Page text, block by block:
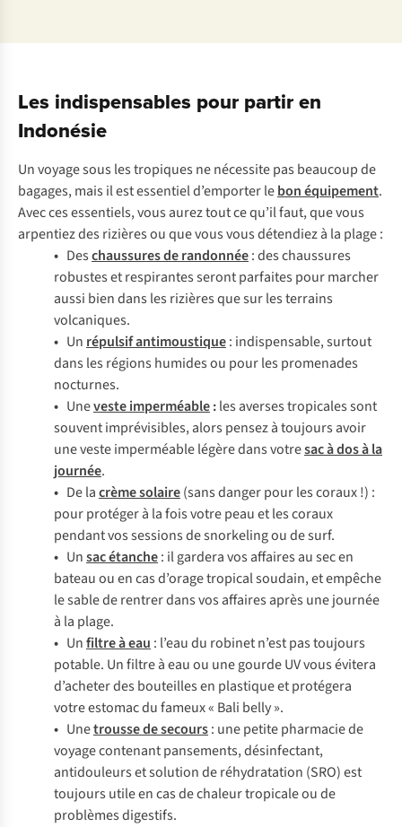
Les indispensables pour partir en
Indonésie
Un voyage sous les tropiques ne nécessite pas beaucoup de
bagages, mais il est essentiel d’emporter lebon équipement.
Avec ces essentiels, vous aurez tout ce qu’il faut, que vous
arpentiez des rizières ou que vous vous détendiez à la plage :
• Deschaussures de randonnée: des chaussures
robustes et respirantes seront parfaites pour marcher
aussi bien dans les rizières que sur les terrains
volcaniques.
• Un répulsif antimoustique: indispensable, surtout
dans les régions humides ou pour les promenades
nocturnes.
• Uneveste imperméable:les averses tropicales sont
souvent imprévisibles, alors pensez à toujours avoir
une veste imperméable légère dans votresac à dos à la
journée.
• De lacrème solaire(sans danger pour les coraux !) :
pour protéger à la fois votre peau et les coraux
pendant vos sessions de snorkeling ou de surf.
• Unsac étanche: il gardera vos affaires au sec en
bateau ou en cas d’orage tropical soudain, et empêche
le sable de rentrer dans vos affaires après une journée
à la plage.
• Unfiltre à eau : l’eau du robinet n’est pas toujours
potable. Un filtre à eau ou une gourde UV vous évitera
d’acheter des bouteilles en plastique et protégera
votre estomac du fameux « Bali belly ».
• Unetrousse de secours: une petite pharmacie de
voyage contenant pansements, désinfectant,
antidouleurs et solution de réhydratation (SRO) est
toujours utile en cas de chaleur tropicale ou de
problèmes digestifs.